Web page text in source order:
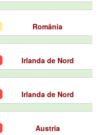
România
Irlanda de Nord
Irlanda de Nord
Austria